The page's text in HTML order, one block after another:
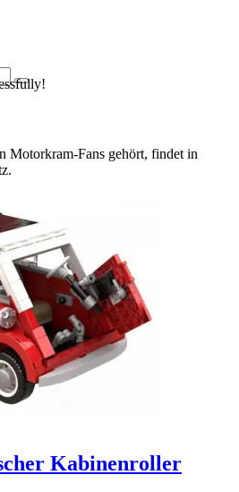
Search
Motorkram-Fans gehört, findet in
Kabinenroller